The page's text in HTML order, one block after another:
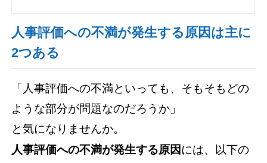
人事評価への不満が発生する原因は主に
2つある
「人事評価への不満といっても、そもそもどの
ような部分が問題なのだろうか」
と気になりませんか。
人事評価への不満が発生する原因には、以下の